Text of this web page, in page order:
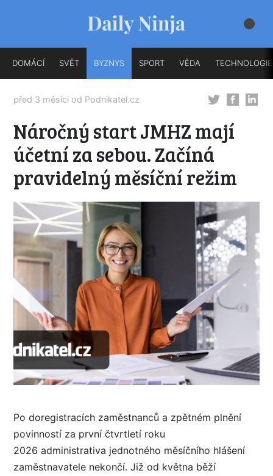
DOMÁCÍ SVĚT BYZNYS SPORT VĚDA TECHNOLOGIE
před 3 měsíci od Podnikatel.cz
Náročný start JMHZ mají
účetní za sebou. Začíná
pravidelný měsíční režim
Po doregistracích zaměstnanců a zpětném plnění
povinností za první čtvrtletí roku
2026 administrativa jednotného měsíčního hlášení
zaměstnavatele nekončí. Již od května běží